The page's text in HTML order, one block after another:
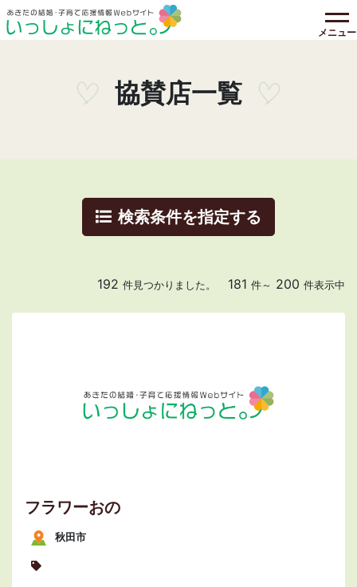
メニュー
協賛店一覧
検索条件を指定する
192 件見つかりました。 181 件～ 200 件表示中
フラワーおの
秋田市